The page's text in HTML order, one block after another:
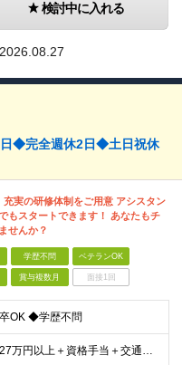
検討中に入れる
2026.08.27
◆完全週休2日◆土日祝休
充実の研修体制をご用意 アシスタン
もスタートできます！ あなたもチ
せんか？
学歴不問 ベテランOK
賞与複数月 面接1回
OK ◆学歴不問
◆未経験者：月給27万円以上＋資格手当＋交通費全額支給＋時間外手当＋休日出勤手当 等 ◆経験者：月給32万円以上＋資格手当＋交通費全額支給＋時間外手当＋休日出勤手当 等 ◎あなたの給与は、これま